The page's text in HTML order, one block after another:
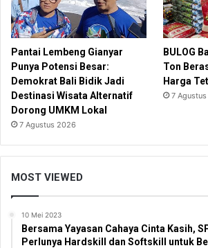
Pantai Lembeng Gianyar
Punya Potensi Besar:
Demokrat Bali Bidik Jadi
Destinasi Wisata Alternatif
Dorong UMKM Lokal
7 Agustus 2026
BULOG
Ton
Harga
7
MOST VIEWED
10 Mei 2023
Bersama Yayasan Cahaya Cinta Kasih,
Perlunya Hardskill dan Softskill untuk